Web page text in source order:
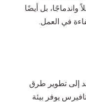
واندماجًا، بل أيضًا
في العمل.
إلى تطوير طرق
يوفر بيئة